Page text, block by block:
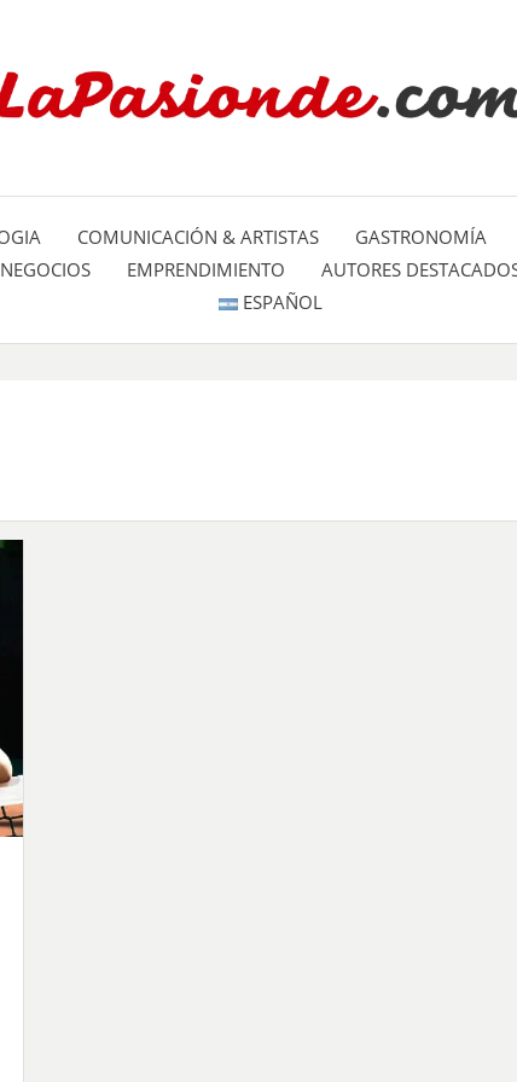
LA
COMUNICACIÓN & ARTISTAS GASTRONOMÍA
NEGOCIOS EMPRENDIMIENTO AUTORES
ESPAÑOL